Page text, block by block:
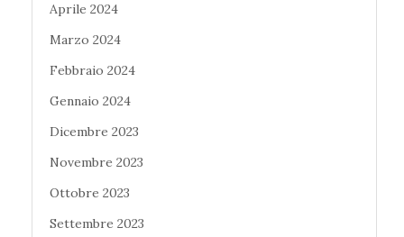
Aprile 2024
Marzo 2024
Febbraio 2024
Gennaio 2024
Dicembre 2023
Novembre 2023
Ottobre 2023
Settembre 2023